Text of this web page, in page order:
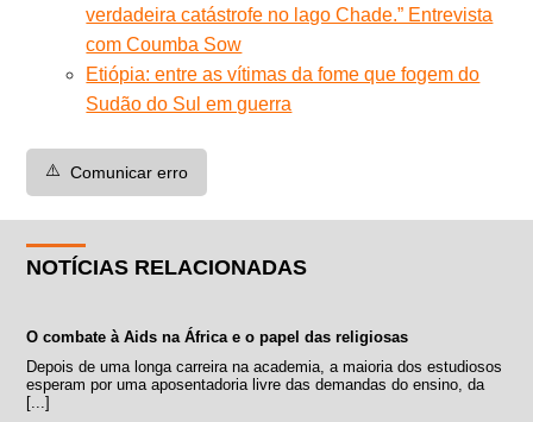
verdadeira catástrofe no lago Chade.” Entrevista
com Coumba Sow
Etiópia: entre as vítimas da fome que fogem do
Sudão do Sul em guerra
⚠️ Comunicar erro
NOTÍCIAS RELACIONADAS
O combate à Aids na África e o papel das religiosas
Depois de uma longa carreira na academia, a maioria dos estudiosos
esperam por uma aposentadoria livre das demandas do ensino, da
[...]